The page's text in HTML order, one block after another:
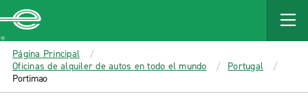
MAIN
CONTENT
Enterprise
Página Principal
Oficinas de alquiler de autos en todo el mundo
Portugal
Portimao